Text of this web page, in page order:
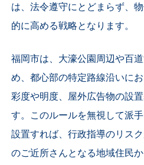
は、法令遵守にとどまらず、
的に高める戦略となります。
福岡市は、大濠公園周辺や百
め、都心部の特定路線沿いに
彩度や明度、屋外広告物の設
す。このルールを無視して派
設置すれば、行政指導のリス
のご近所さんとなる地域住民